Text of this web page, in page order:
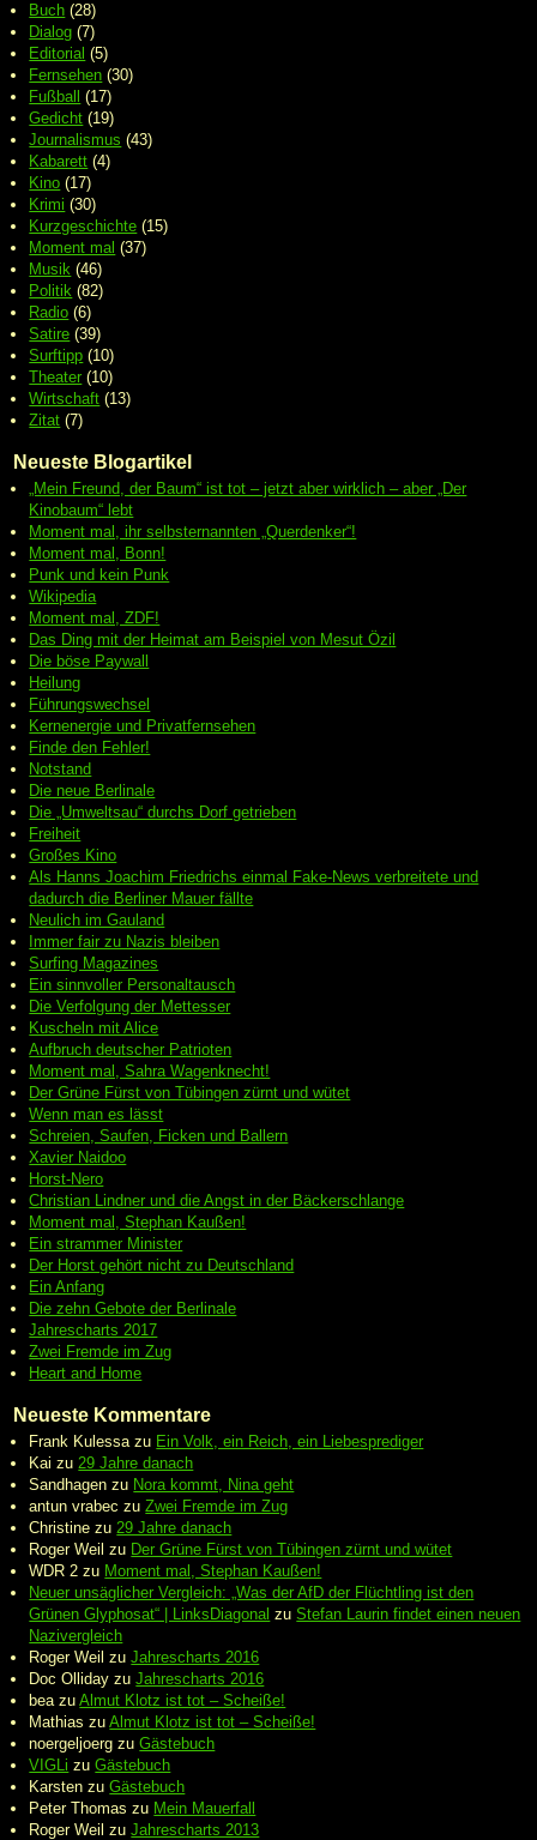
Buch (28)
Dialog (7)
Editorial (5)
Fernsehen (30)
Fußball (17)
Gedicht (19)
Journalismus (43)
Kabarett (4)
Kino (17)
Krimi (30)
Kurzgeschichte (15)
Moment mal (37)
Musik (46)
Politik (82)
Radio (6)
Satire (39)
Surftipp (10)
Theater (10)
Wirtschaft (13)
Zitat (7)
Neueste Blogartikel
„Mein Freund, der Baum“ ist tot – jetzt aber wirklich – aber „Der
Kinobaum“ lebt
Moment mal, ihr selbsternannten „Querdenker“!
Moment mal, Bonn!
Punk und kein Punk
Wikipedia
Moment mal, ZDF!
Das Ding mit der Heimat am Beispiel von Mesut Özil
Die böse Paywall
Heilung
Führungswechsel
Kernenergie und Privatfernsehen
Finde den Fehler!
Notstand
Die neue Berlinale
Die „Umweltsau“ durchs Dorf getrieben
Freiheit
Großes Kino
Als Hanns Joachim Friedrichs einmal Fake-News verbreitete und
dadurch die Berliner Mauer fällte
Neulich im Gauland
Immer fair zu Nazis bleiben
Surfing Magazines
Ein sinnvoller Personaltausch
Die Verfolgung der Mettesser
Kuscheln mit Alice
Aufbruch deutscher Patrioten
Moment mal, Sahra Wagenknecht!
Der Grüne Fürst von Tübingen zürnt und wütet
Wenn man es lässt
Schreien, Saufen, Ficken und Ballern
Xavier Naidoo
Horst-Nero
Christian Lindner und die Angst in der Bäckerschlange
Moment mal, Stephan Kaußen!
Ein strammer Minister
Der Horst gehört nicht zu Deutschland
Ein Anfang
Die zehn Gebote der Berlinale
Jahrescharts 2017
Zwei Fremde im Zug
Heart and Home
Neueste Kommentare
Frank Kulessa zu Ein Volk, ein Reich, ein Liebesprediger
Kai zu 29 Jahre danach
Sandhagen zu Nora kommt, Nina geht
antun vrabec zuZwei Fremde im Zug
Christine zu 29 Jahre danach
Roger Weil zu Der Grüne Fürst von Tübingen zürnt und wütet
WDR 2 zu Moment mal, Stephan Kaußen!
Neuer unsäglicher Vergleich: „Was der AfD der Flüchtling ist den
Grünen Glyphosat“ | LinksDiagonal zuStefan Laurin findet einen neuen
Nazivergleich
Roger Weil zuJahrescharts 2016
Doc Olliday zuJahrescharts 2016
bea zuAlmut Klotz ist tot – Scheiße!
Mathias zuAlmut Klotz ist tot – Scheiße!
noergeljoerg zuGästebuch
VIGLi zuGästebuch
Karsten zuGästebuch
Peter Thomas zu Mein Mauerfall
Roger Weil zuJahrescharts 2013